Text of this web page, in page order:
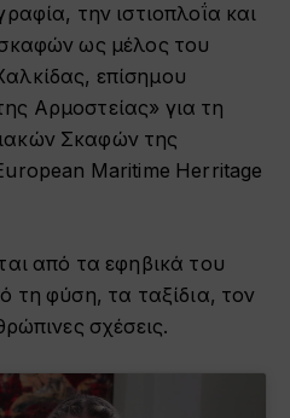
την ιστιοπλοΐα και
ως μέλος του
επίσημου
Αρμοστείας» για τη
Σκαφών της
Μaritime Ηerritage
από τα εφηβικά του
τη φύση, τα ταξίδια, τον
σχέσεις.